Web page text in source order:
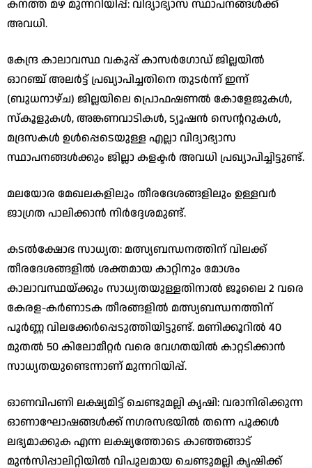
കനത്ത മഴ മുന്നറിയിപ്പ്: വിദ്യാഭ്യാസ സ്ഥാപനങ്ങൾക്ക്
അവധി.
​കേന്ദ്ര കാലാവസ്ഥ വകുപ്പ് കാസർഗോഡ് ജില്ലയിൽ
ഓറഞ്ച് അലർട്ട് പ്രഖ്യാപിച്ചതിനെ തുടർന്ന് ഇന്ന്
(ബുധനാഴ്ച) ജില്ലയിലെ പ്രൊഫഷണൽ കോളേജുകൾ,
സ്കൂളുകൾ, അങ്കണവാടികൾ, ട്യൂഷൻ സെന്ററുകൾ,
മദ്രസകൾ ഉൾപ്പെടെയുള്ള എല്ലാ വിദ്യാഭ്യാസ
സ്ഥാപനങ്ങൾക്കും ജില്ലാ കളക്ടർ അവധി പ്രഖ്യാപിച്ചിട്ടുണ്ട്.
മലയോര മേഖലകളിലും തീരദേശങ്ങളിലും ഉള്ളവർ
ജാഗ്രത പാലിക്കാൻ നിർദ്ദേശമുണ്ട്.
കടൽക്ഷോഭ സാധ്യത: മത്സ്യബന്ധനത്തിന് വിലക്ക്
​തീരദേശങ്ങളിൽ ശക്തമായ കാറ്റിനും മോശം
കാലാവസ്ഥയ്ക്കും സാധ്യതയുള്ളതിനാൽ ജൂലൈ 2 വരെ
കേരള-കർണാടക തീരങ്ങളിൽ മത്സ്യബന്ധനത്തിന്
പൂർണ്ണ വിലക്കേർപ്പെടുത്തിയിട്ടുണ്ട്. മണിക്കൂറിൽ 40
മുതൽ 50 കിലോമീറ്റർ വരെ വേഗതയിൽ കാറ്റടിക്കാൻ
സാധ്യതയുണ്ടെന്നാണ് മുന്നറിയിപ്പ്.
​ഓണവിപണി ലക്ഷ്യമിട്ട് ചെണ്ടുമല്ലി കൃഷി: വരാനിരിക്കുന്ന
ഓണാഘോഷങ്ങൾക്ക് നഗരസഭയിൽ തന്നെ പൂക്കൾ
ലഭ്യമാക്കുക എന്ന ലക്ഷ്യത്തോടെ കാഞ്ഞങ്ങാട്
മുൻസിപ്പാലിറ്റിയിൽ വിപുലമായ ചെണ്ടുമല്ലി കൃഷിക്ക്